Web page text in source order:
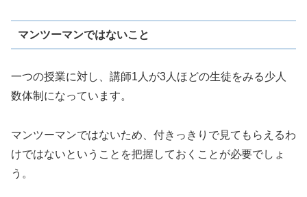
マンツーマンではないこと
一つの授業に対し、講師1人が3人ほどの生徒をみる少人
数体制になっています。
マンツーマンではないため、付きっきりで見てもらえるわ
けではないということを把握しておくことが必要でしょ
う。